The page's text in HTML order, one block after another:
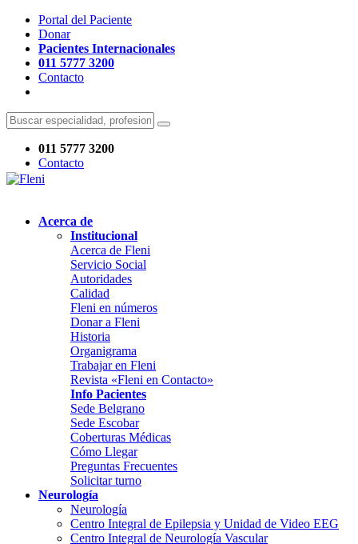
Portal del Paciente
Donar
Pacientes Internacionales
011 5777 3200
Contacto
011 5777 3200
Contacto
Acerca de
Institucional
Acerca de Fleni
Servicio Social
Autoridades
Calidad
Fleni en números
Donar a Fleni
Historia
Organigrama
Trabajar en Fleni
Revista «Fleni en Contacto»
Info Pacientes
Sede Belgrano
Sede Escobar
Coberturas Médicas
Cómo Llegar
Preguntas Frecuentes
Solicitar turno
Neurología
Neurología
Centro Integral de Epilepsia y Unidad de Video EEG
Centro Integral de Neurología Vascular